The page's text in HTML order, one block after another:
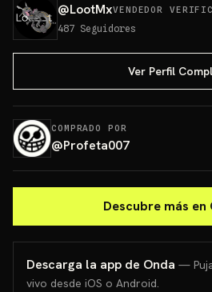
@LootMxVENDEDOR
487 Seguidores
Ver Perfil
COMPRADO POR
@Profeta007
Descubre más en
Descarga la app de Onda —
vivo desde iOS o Android.